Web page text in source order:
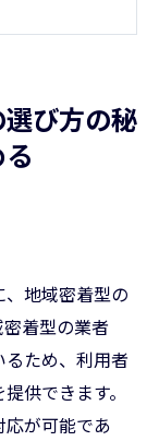
の注意点
市福島区で
らす安心感
び方の秘
地域密着型の
着型の業者
ため、利用者
供できます。
が可能であ